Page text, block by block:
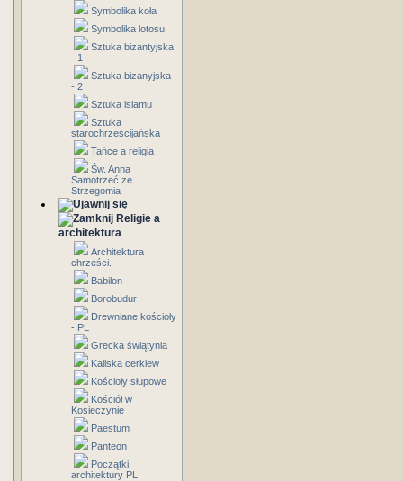
Symbolika koła
Symbolika lotosu
Sztuka bizantyjska
- 1
Sztuka bizanyjska
- 2
Sztuka islamu
Sztuka
starochrześcijańska
Tańce a religia
Św. Anna
Samotrzeć ze
Strzegomia
Religie a
architektura
Architektura
chrześci.
Babilon
Borobudur
Drewniane kościoły
- PL
Grecka świątynia
Kaliska cerkiew
Kościoły słupowe
Kościół w
Kosieczynie
Paestum
Panteon
Początki
architektury PL